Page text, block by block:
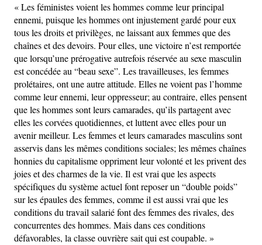
« Les féministes voient les hommes comme leur principal
ennemi, puisque les hommes ont injustement gardé pour eux
tous les droits et privilèges, ne laissant aux femmes que des
chaînes et des devoirs. Pour elles, une victoire n’est remportée
que lorsqu’une prérogative autrefois réservée au sexe masculin
est concédée au “beau sexe”. Les travailleuses, les femmes
prolétaires, ont une autre attitude. Elles ne voient pas l’homme
comme leur ennemi, leur oppresseur; au contraire, elles pensent
que les hommes sont leurs camarades, qu’ils partagent avec
elles les corvées quotidiennes, et luttent avec elles pour un
avenir meilleur. Les femmes et leurs camarades masculins sont
asservis dans les mêmes conditions sociales; les mêmes chaînes
honnies du capitalisme oppriment leur volonté et les privent des
joies et des charmes de la vie. Il est vrai que les aspects
spécifiques du système actuel font reposer un “double poids”
sur les épaules des femmes, comme il est aussi vrai que les
conditions du travail salarié font des femmes des rivales, des
concurrentes des hommes. Mais dans ces conditions
défavorables, la classe ouvrière sait qui est coupable. »